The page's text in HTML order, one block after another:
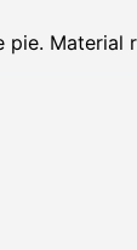
Material